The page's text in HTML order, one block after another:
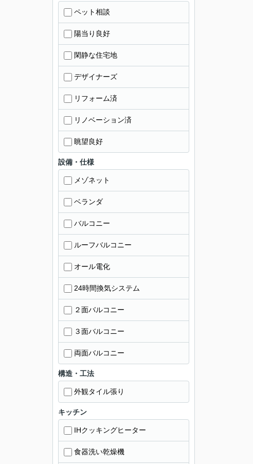
ペット相談
陽当り良好
閑静な住宅地
デザイナーズ
リフォーム済
リノベーション済
眺望良好
設備・仕様
メゾネット
ベランダ
バルコニー
ルーフバルコニー
オール電化
24時間換気システム
２面バルコニー
３面バルコニー
両面バルコニー
構造・工法
外観タイル張り
キッチン
IHクッキングヒーター
食器洗い乾燥機